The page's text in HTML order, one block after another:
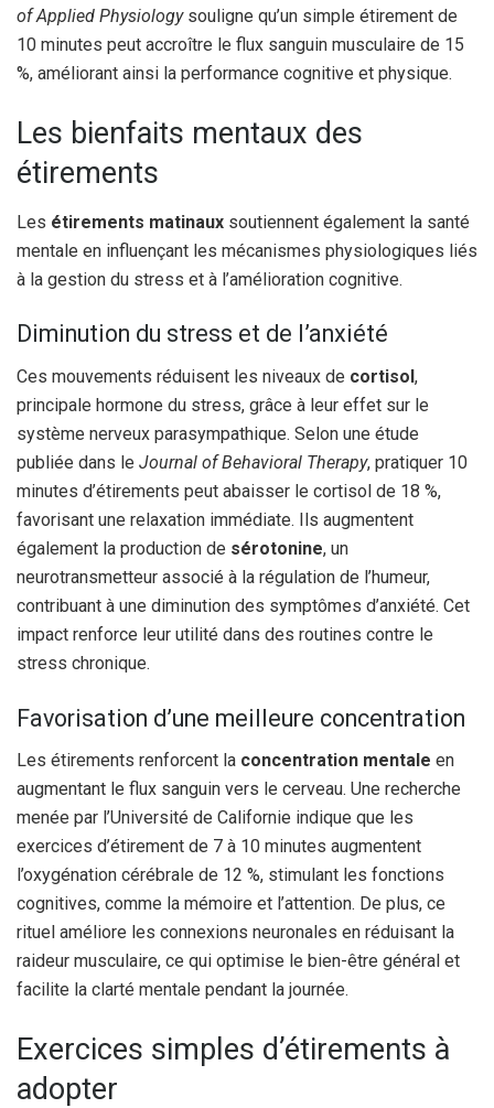
of Applied Physiologysouligne qu’un simple étirement de
10 minutes peut accroître le flux sanguin musculaire de 15
%, améliorant ainsi la performance cognitive et physique.
Les bienfaits mentaux des
étirements
Les étirements matinaux soutiennent également la santé
mentale en influençant les mécanismes physiologiques liés
à la gestion du stress et à l’amélioration cognitive.
Diminution du stress et de l’anxiété
Ces mouvements réduisent les niveaux de cortisol,
principale hormone du stress, grâce à leur effet sur le
système nerveux parasympathique. Selon une étude
publiée dans le Journal of Behavioral Therapy, pratiquer 10
minutes d’étirements peut abaisser le cortisol de 18 %,
favorisant une relaxation immédiate. Ils augmentent
également la production de sérotonine, un
neurotransmetteur associé à la régulation de l’humeur,
contribuant à une diminution des symptômes d’anxiété. Cet
impact renforce leur utilité dans des routines contre le
stress chronique.
Favorisation d’une meilleure concentration
Les étirements renforcent la concentration mentale en
augmentant le flux sanguin vers le cerveau. Une recherche
menée par l’Université de Californie indique que les
exercices d’étirement de 7 à 10 minutes augmentent
l’oxygénation cérébrale de 12 %, stimulant les fonctions
cognitives, comme la mémoire et l’attention. De plus, ce
rituel améliore les connexions neuronales en réduisant la
raideur musculaire, ce qui optimise le bien-être général et
facilite la clarté mentale pendant la journée.
Exercices simples d’étirements à
adopter